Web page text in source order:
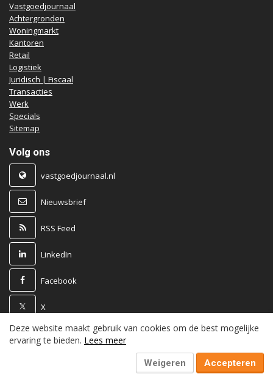
Vastgoedjournaal
Achtergronden
Woningmarkt
Kantoren
Retail
Logistiek
Juridisch | Fiscaal
Transacties
Werk
Specials
Sitemap
Volg ons
vastgoedjournaal.nl
Nieuwsbrief
RSS Feed
LinkedIn
Facebook
X
Powered by
Deze website maakt gebruik van cookies om de best mogelijke
ervaring te bieden. Lees meer
Weigeren Accepteren